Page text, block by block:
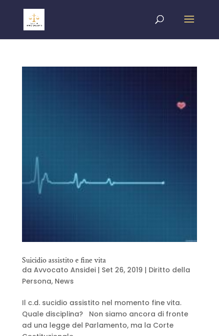
Suicidio assistito e fine vita
da Avvocato Ansidei| Set 26, 2019 | Diritto della
Persona, News
Il c.d. sucidio assistito nel momento fine vita.
Quale disciplina? Non siamo ancora di fronte
ad una legge del Parlamento, ma la Corte